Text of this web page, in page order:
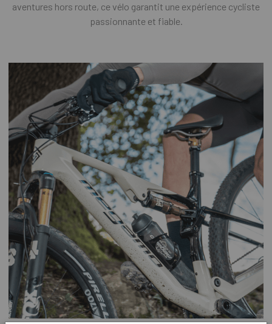
aventures hors route, ce vélo garantit une expérience cycliste
passionnante et fiable.